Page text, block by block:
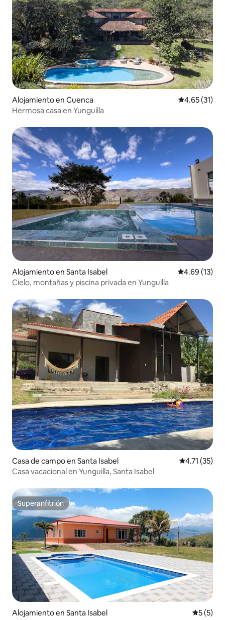
Alojamiento en Cuenca Calificación
4.65 (31)
Hermosa casa en Yunguilla
Alojamiento en Santa Isabel Calificación
4.69 (13)
Cielo, montañas y piscina privada en Yunguilla
Casa de campo en Santa Isabel Calificación
4.71 (35)
Casa vacacional en Yunguilla, Santa Isabel
Superanfitrión
Superanfitrión
Alojamiento en Santa Isabel
5 (5)